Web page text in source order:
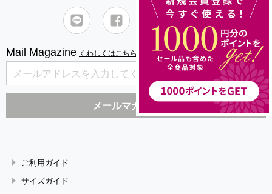
Mail Magazine くわしくはこちら
ご利用ガイド
サイズガイド